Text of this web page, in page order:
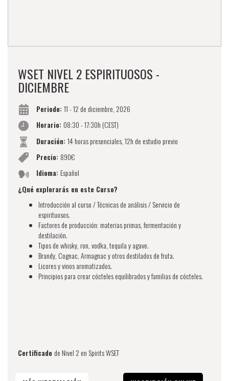
WSET NIVEL 2 ESPIRITUOSOS -
DICIEMBRE
Periodo: 11 - 12 de diciembre, 2026
Horario: 08:30 - 17:30h (CEST)
Duración: 14 horas presenciales, 12h de estudio previo
Precio: 890€
Idioma: Español
¿Qué explorarás en este Curso?
Introducción al curso / Técnicas de análisis / Servicio de
espirituosos.
Factores de producción: materias primas, fermentación y
destilación.
Tipos de whisky, ron, vodka, tequila y agave.
Brandy, Cognac, Armagnac y otros destilados de fruta.
Licores y vinos aromatizados.
Principios para crear cócteles equilibrados y familias de cócteles.
Certificado de Nivel 2 en Spirits WSET